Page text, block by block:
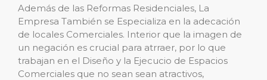
Además de las Reformas Residenciales, La
Empresa También se Especializa en la adecación
de locales Comerciales. Interior que la imagen de
un negación es crucial para atrraer, por lo que
trabajan en el Diseño y la Ejecucio de Espacios
Comerciales que no sean sean atractivos,